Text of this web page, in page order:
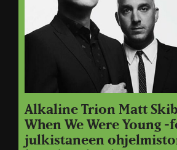
Alkaline Trion Matt
When We Were Young
julkistaneen